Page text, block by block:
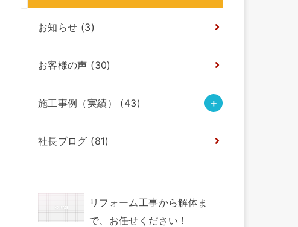
お知らせ (3)
お客様の声 (30)
施工事例（実績） (43)
社長ブログ (81)
リフォーム工事から解体ま
で、お任せください！